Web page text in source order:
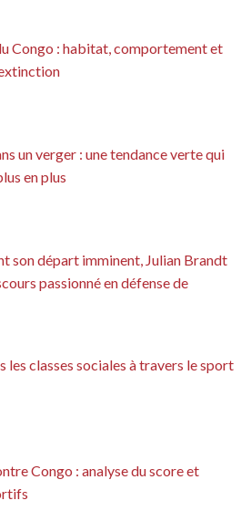
Congo : habitat, comportement et
un verger : une tendance verte qui
en plus
son départ imminent, Julian Brandt
passionné en défense de
les classes sociales à travers le sport
Congo : analyse du score et